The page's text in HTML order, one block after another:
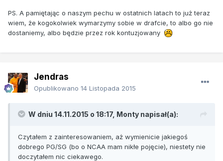
PS. A pamiętając o naszym pechu w ostatnich latach to już teraz
wiem, że kogokolwiek wymarzymy sobie w drafcie, to albo go nie
dostaniemy, albo będzie przez rok kontuzjowany
Jendras
Opublikowano 14 Listopada 2015
W dniu 14.11.2015 o 18:17, Monty napisał(a):
Czytałem z zainteresowaniem, aż wymienicie jakiegoś
dobrego PG/SG (bo o NCAA mam nikłe pojęcie), niestety nie
doczytałem nic ciekawego.